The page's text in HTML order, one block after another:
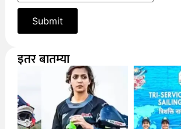
इतर बातम्या